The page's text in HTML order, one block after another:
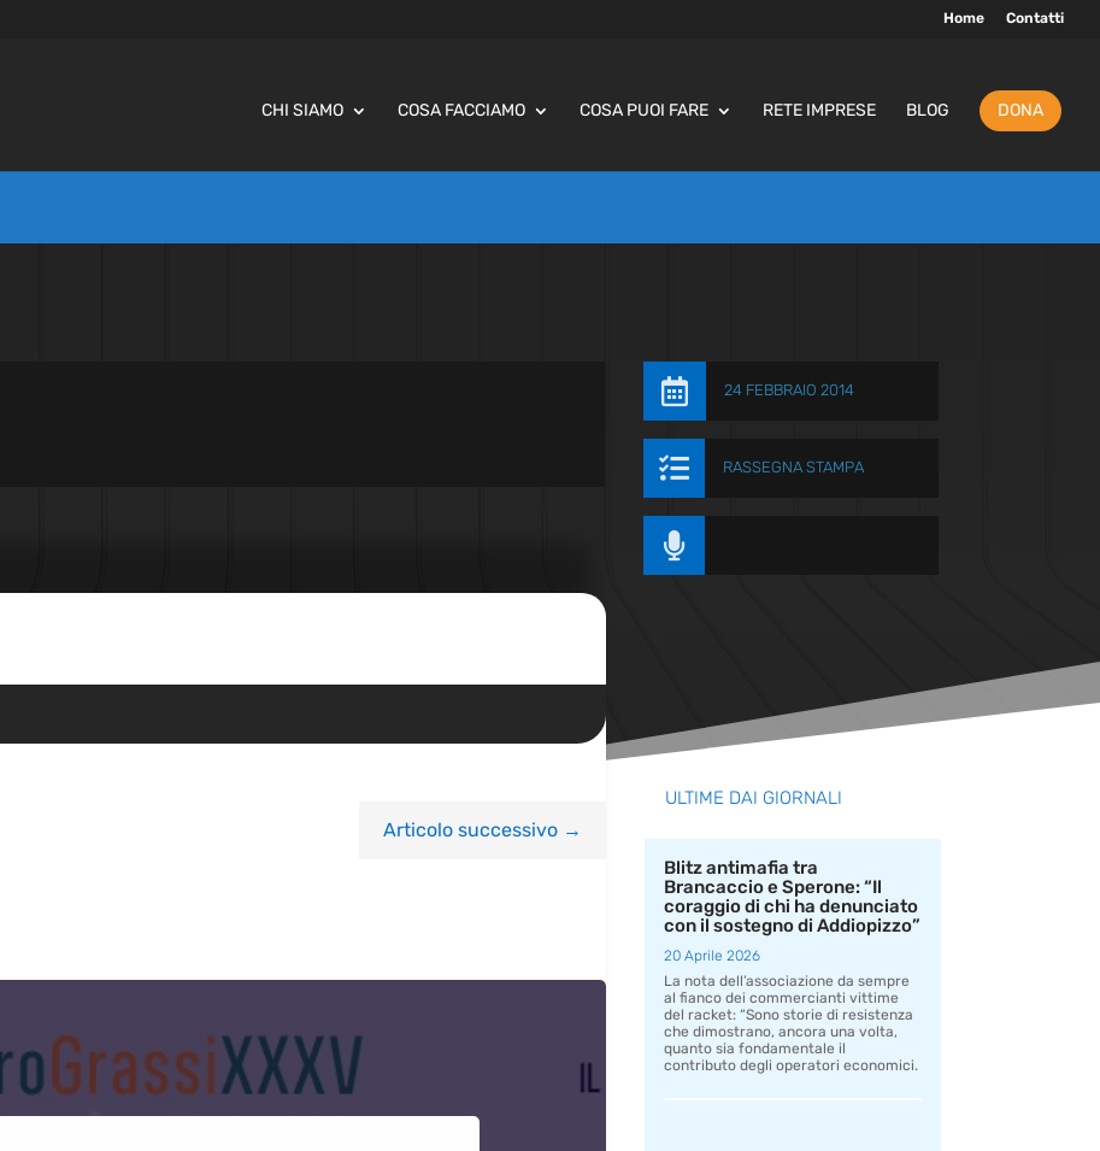
Home Contatti
CHI SIAMO COSA FACCIAMO COSA PUOI FARE RETE IMPRESE BLOG DONA
 24 FEBBRAIO 2014
 RASSEGNA STAMPA

Articolo successivo→
ULTIME DAI GIORNALI
Blitz antimafia tra
Brancaccio e Sperone: “Il
coraggio di chi ha denunciato
con il sostegno di Addiopizzo”
20 Aprile 2026
La nota dell’associazione da sempre
al fianco dei commercianti vittime
del racket: “Sono storie di resistenza
che dimostrano, ancora una volta,
quanto sia fondamentale il
contributo degli operatori economici.